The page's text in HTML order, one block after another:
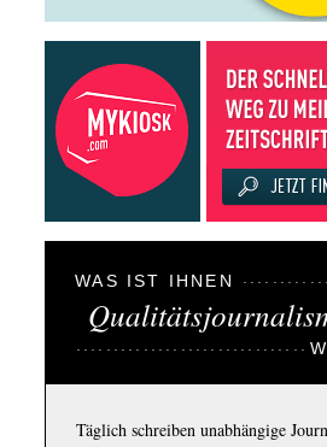
WAS IST IHNEN
Täglich schreiben unabhängige